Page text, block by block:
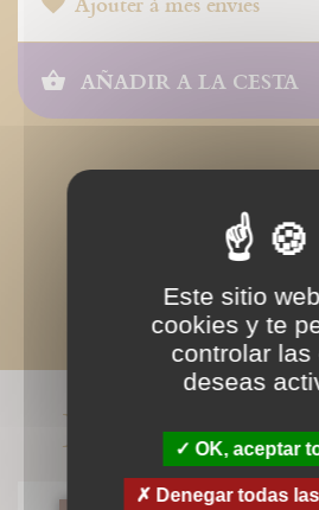
AÑADIR A LA CESTA
LIVRES
Este sitio
cookies y te
controlar las
deseas
OK, aceptar
Denegar todas